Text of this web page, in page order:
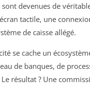
devenues de
tactile, une
de caisse allégé.
se cache un
de banques, de
résultat ? Une